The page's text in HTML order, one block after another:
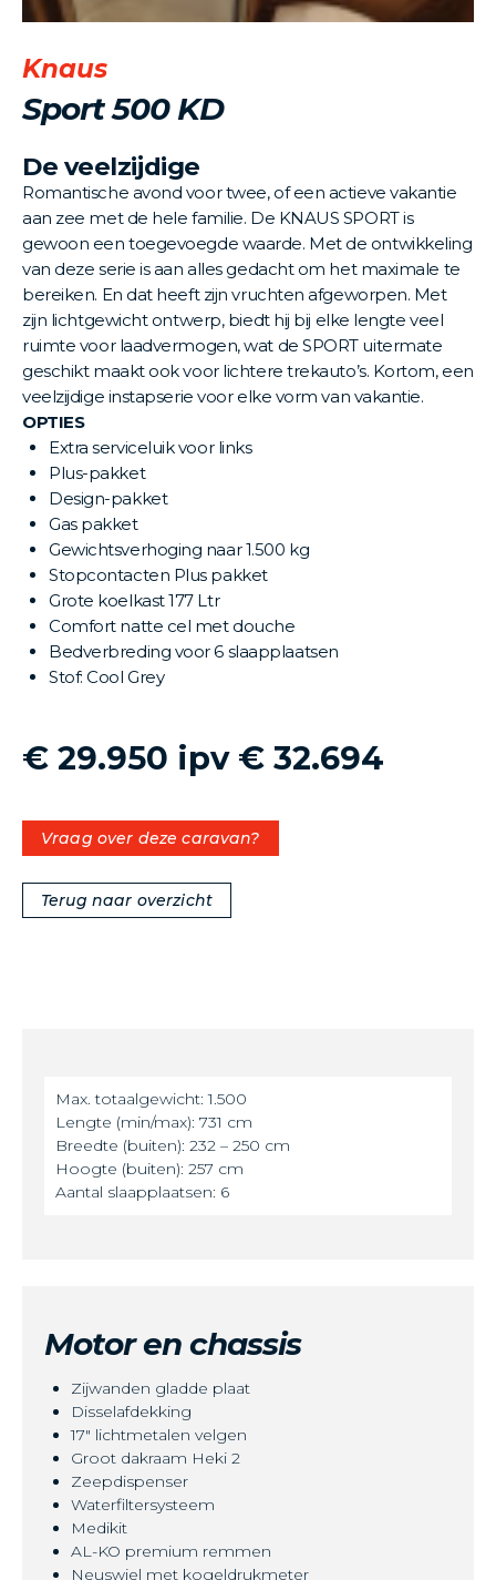
Knaus
Sport 500 KD
De veelzijdige
Romantische avond voor twee, of een actieve vakantie
aan zee met de hele familie. De KNAUS SPORT is
gewoon een toegevoegde waarde. Met de ontwikkeling
van deze serie is aan alles gedacht om het maximale te
bereiken. En dat heeft zijn vruchten afgeworpen. Met
zijn lichtgewicht ontwerp, biedt hij bij elke lengte veel
ruimte voor laadvermogen, wat de SPORT uitermate
geschikt maakt ook voor lichtere trekauto’s. Kortom, een
veelzijdige instapserie voor elke vorm van vakantie.
OPTIES
Extra serviceluik voor links
Plus-pakket
Design-pakket
Gas pakket
Gewichtsverhoging naar 1.500 kg
Stopcontacten Plus pakket
Grote koelkast 177 Ltr
Comfort natte cel met douche
Bedverbreding voor 6 slaapplaatsen
Stof: Cool Grey
€ 29.950 ipv € 32.694
Vraag over deze caravan?
Terug naar overzicht
Max. totaalgewicht: 1.500
Lengte (min/max): 731 cm
Breedte (buiten): 232 – 250 cm
Hoogte (buiten): 257 cm
Aantal slaapplaatsen: 6
Motor en chassis
Zijwanden gladde plaat
Disselafdekking
17" lichtmetalen velgen
Groot dakraam Heki 2
Zeepdispenser
Waterfiltersysteem
Medikit
AL-KO premium remmen
Neuswiel met kogeldrukmeter